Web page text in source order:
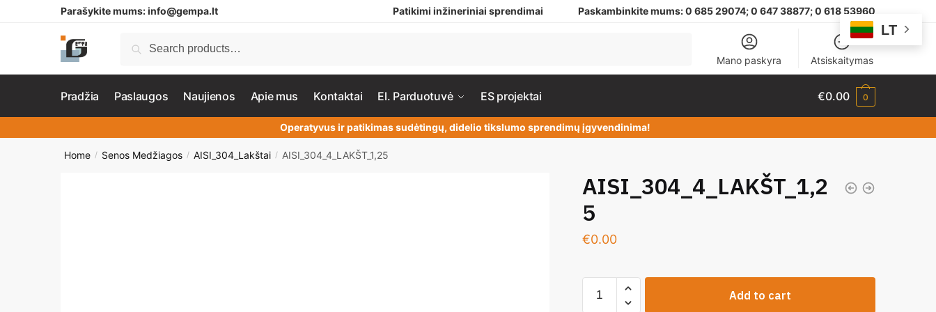
Parašykite mums:info@gempa.lt Patikimi inžineriniai sprendimai Paskambinkite mums:0 685 29074;0 647 38877; 0 618 53960
Search
Mano paskyra
Atsiskaitymas
Pradžia Paslaugos Naujienos Apie mus Kontaktai El. Parduotuvė ES projektai €0.00 0
Operatyvus ir patikimas sudėtingų, didelio tikslumo sprendimų įgyvendinima!
Home / Senos Medžiagos / AISI_304_Lakštai / AISI_304_4_LAKŠT_1,25
AISI_304_4_LAKŠT_1,2
5
€0.00
Add to cart
LT